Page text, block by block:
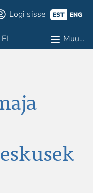
Logi sisse EST ENG
EL Muu…